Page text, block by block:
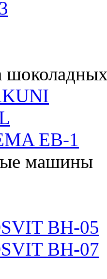
EB-1
машины
BH-05
BH-07